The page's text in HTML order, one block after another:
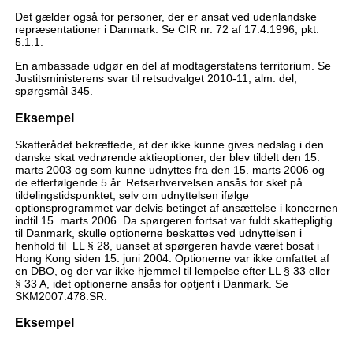
Det gælder også for personer, der er ansat ved udenlandske
repræsentationer i Danmark. Se CIR nr. 72 af 17.4.1996, pkt.
5.1.1.
En ambassade udgør en del af modtagerstatens territorium. Se
Justitsministerens svar til retsudvalget 2010-11, alm. del,
spørgsmål 345.
Eksempel
Skatterådet bekræftede, at der ikke kunne gives nedslag i den
danske skat vedrørende aktieoptioner, der blev tildelt den 15.
marts 2003 og som kunne udnyttes fra den 15. marts 2006 og
de efterfølgende 5 år. Retserhvervelsen ansås for sket på
tildelingstidspunktet, selv om udnyttelsen ifølge
optionsprogrammet var delvis betinget af ansættelse i koncernen
indtil 15. marts 2006. Da spørgeren fortsat var fuldt skattepligtig
til Danmark, skulle optionerne beskattes ved udnyttelsen i
henhold til LL § 28, uanset at spørgeren havde været bosat i
Hong Kong siden 15. juni 2004. Optionerne var ikke omfattet af
en DBO, og der var ikke hjemmel til lempelse efter LL § 33 eller
§ 33 A, idet optionerne ansås for optjent i Danmark. Se
SKM2007.478.SR.
Eksempel